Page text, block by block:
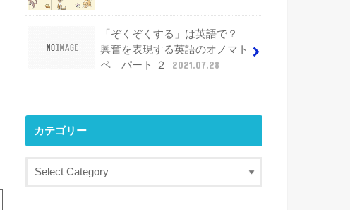
「ぞくぞくする」は英語で？
興奮を表現する英語のオノマト
ペ パート ２
2021.07.28
カテゴリー